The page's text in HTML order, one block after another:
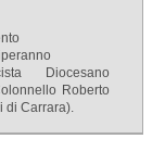
Diocesano
Roberto
di Carrara).